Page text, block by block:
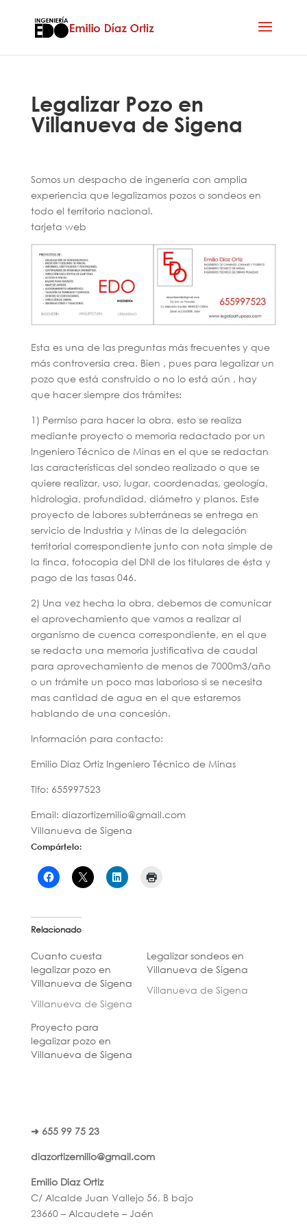
Legalizar Pozo en
Villanueva de Sigena
Somos un despacho de ingenería con amplia
experiencia que legalizamos pozos o sondeos en
todo el territorio nacional.
tarjeta web
Esta es una de las preguntas más frecuentes y que
más controversia crea. Bien , pues para legalizar un
pozo que está construido o no lo está aún , hay
que hacer siempre dos trámites:
1) Permiso para hacer la obra, esto se realiza
mediante proyecto o memoria redactado por un
Ingeniero Técnico de Minas en el que se redactan
las características del sondeo realizado o que se
quiere realizar, uso, lugar, coordenadas, geología,
hidrologia, profundidad, diámetro y planos. Este
proyecto de labores subterráneas se entrega en
servicio de Industria y Minas de la delegación
territorial correspondiente junto con nota simple de
la finca, fotocopia del DNI de los titulares de ésta y
pago de las tasas 046.
2) Una vez hecha la obra, debemos de comunicar
el aprovechamiento que vamos a realizar al
organismo de cuenca correspondiente, en el que
se redacta una memoria justificativa de caudal
para aprovechamiento de menos de 7000m3/año
o un trámite un poco mas laborioso si se necesita
mas cantidad de agua en el que estaremos
hablando de una concesión.
Información para contacto:
Emilio Díaz Ortiz Ingeniero Técnico de Minas
Tlfo: 655997523
Email: diazortizemilio@gmail.com
Villanueva de Sigena
Compártelo:
Relacionado
Cuanto cuesta
legalizar pozo en
Villanueva de Sigena
Villanueva de Sigena
Legalizar sondeos en
Villanueva de Sigena
Villanueva de Sigena
Proyecto para
legalizar pozo en
Villanueva de Sigena
➜ 655 99 75 23
diazortizemilio@gmail.com
Emilio Diaz Ortiz
C/ Alcalde Juan Vallejo 56, B bajo
23660 – Alcaudete – Jaén